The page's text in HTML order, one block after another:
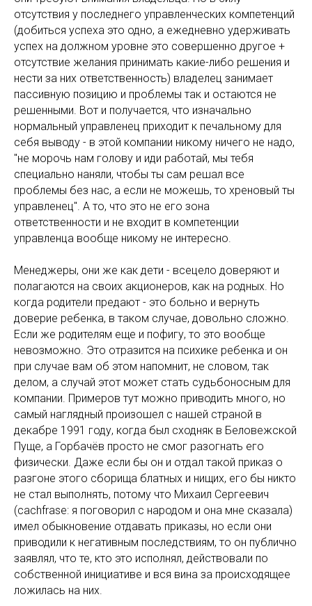
отсутствия у последнего управленческих компетенций
(добиться успеха это одно, а ежедневно удерживать
успех на должном уровне это совершенно другое +
отсутствие желания принимать какие-либо решения и
нести за них ответственность) владелец занимает
пассивную позицию и проблемы так и остаются не
решенными. Вот и получается, что изначально
нормальный управленец приходит к печальному для
себя выводу - в этой компании никому ничего не надо,
"не морочь нам голову и иди работай, мы тебя
специально наняли, чтобы ты сам решал все
проблемы без нас, а если не можешь, то хреновый ты
управленец". А то, что это не его зона
ответственности и не входит в компетенции
управленца вообще никому не интересно.
Менеджеры, они же как дети - всецело доверяют и
полагаются на своих акционеров, как на родных. Но
когда родители предают - это больно и вернуть
доверие ребенка, в таком случае, довольно сложно.
Если же родителям еще и пофигу, то это вообще
невозможно. Это отразится на психике ребенка и он
при случае вам об этом напомнит, не словом, так
делом, а случай этот может стать судьбоносным для
компании. Примеров тут можно приводить много, но
самый наглядный произошел с нашей страной в
декабре 1991 году, когда был сходняк в Беловежской
Пуще, а Горбачёв просто не смог разогнать его
физически. Даже если бы он и отдал такой приказ о
разгоне этого сборища блатных и нищих, его бы никто
не стал выполнять, потому что Михаил Сергеевич
(cachfrase: я поговорил с народом и она мне сказала)
имел обыкновение отдавать приказы, но если они
приводили к негативным последствиям, то он публично
заявлял, что те, кто это исполнял, действовали по
собственной инициативе и вся вина за происходящее
ложилась на них.